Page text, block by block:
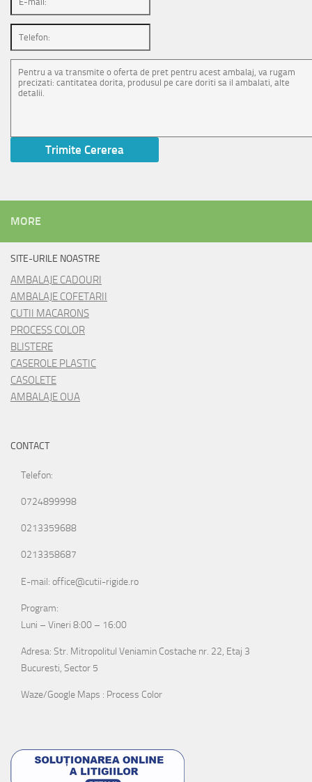
MORE
SITE-URILE NOASTRE
AMBALAJE CADOURI
AMBALAJE COFETARII
CUTII MACARONS
PROCESS COLOR
BLISTERE
CASEROLE PLASTIC
CASOLETE
AMBALAJE OUA
CONTACT
Telefon:
0724899998
0213359688
0213358687
E-mail: office@cutii-rigide.ro
Program:
Luni – Vineri 8:00 – 16:00
Adresa: Str. Mitropolitul Veniamin Costache nr. 22, Etaj 3
Bucuresti, Sector 5
Waze/Google Maps : Process Color